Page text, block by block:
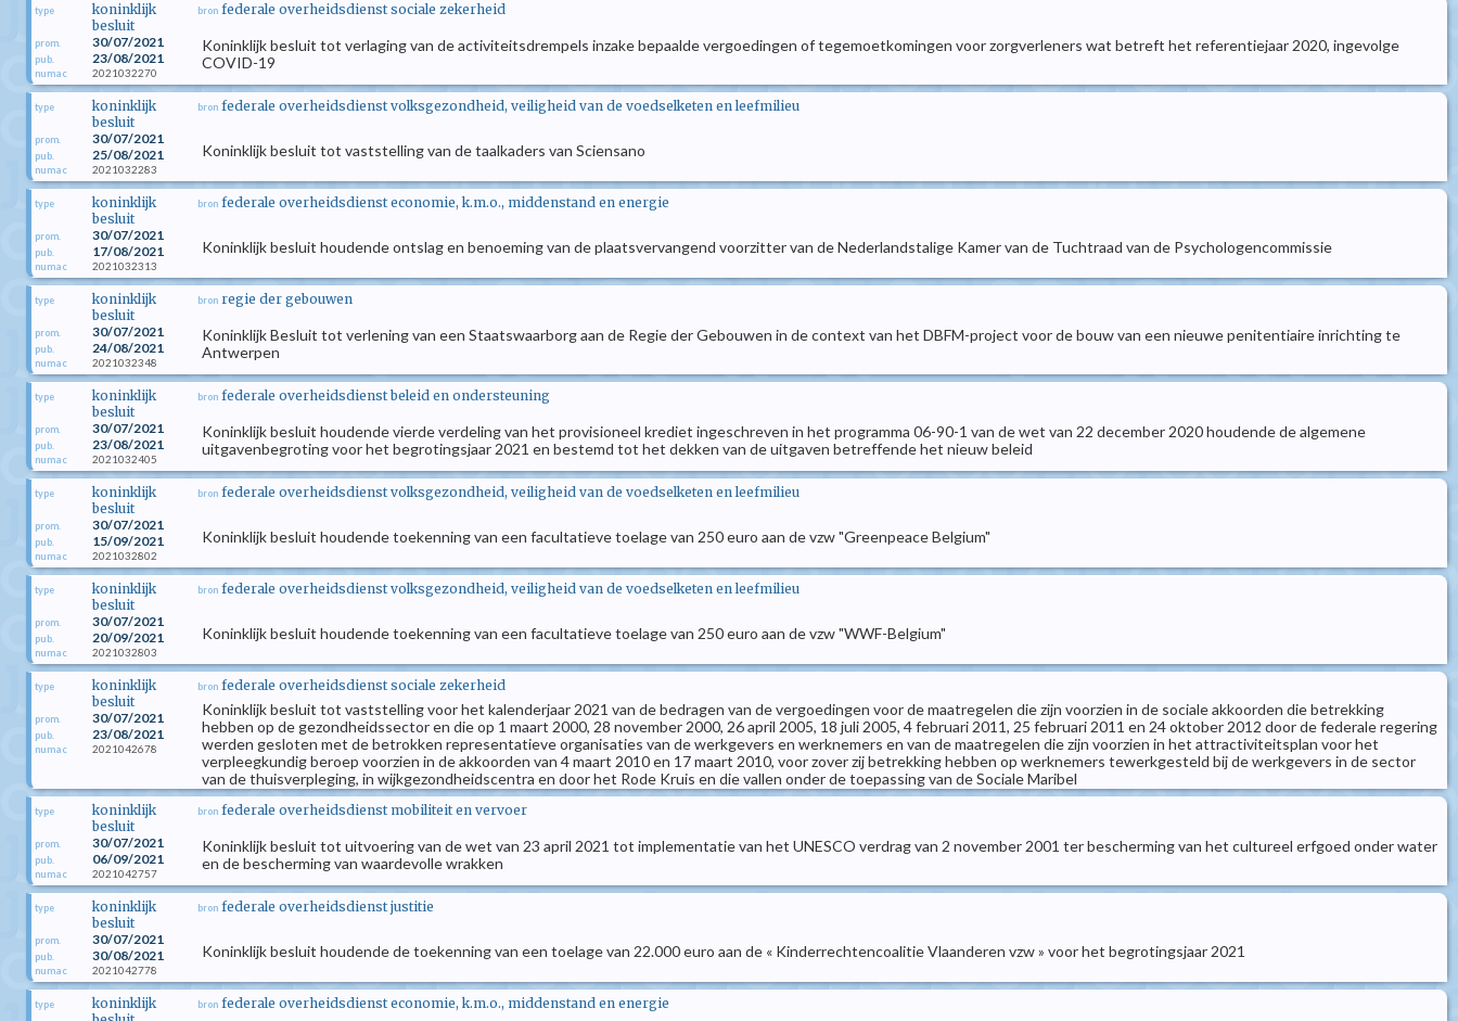
type
koninklijk
besluit
prom. 30/07/2021
pub. 23/08/2021
numac 2021032270
bron federale overheidsdienst sociale zekerheid
Koninklijk besluit tot verlaging van de activiteitsdrempels inzake bepaalde vergoedingen of tegemoetkomingen voor zorgverleners wat betreft het referentiejaar 2020, ingevolge
COVID-19
type
koninklijk
besluit
prom. 30/07/2021
pub. 25/08/2021
numac 2021032283
bron federale overheidsdienst volksgezondheid, veiligheid van de voedselketen en leefmilieu
Koninklijk besluit tot vaststelling van de taalkaders van Sciensano
type
koninklijk
besluit
prom. 30/07/2021
pub. 17/08/2021
numac 2021032313
bron federale overheidsdienst economie, k.m.o., middenstand en energie
Koninklijk besluit houdende ontslag en benoeming van de plaatsvervangend voorzitter van de Nederlandstalige Kamer van de Tuchtraad van de Psychologencommissie
type
koninklijk
besluit
prom. 30/07/2021
pub. 24/08/2021
numac 2021032348
bron regie der gebouwen
Koninklijk Besluit tot verlening van een Staatswaarborg aan de Regie der Gebouwen in de context van het DBFM-project voor de bouw van een nieuwe penitentiaire inrichting te
Antwerpen
type
koninklijk
besluit
prom. 30/07/2021
pub. 23/08/2021
numac 2021032405
bron federale overheidsdienst beleid en ondersteuning
Koninklijk besluit houdende vierde verdeling van het provisioneel krediet ingeschreven in het programma 06-90-1 van de wet van 22 december 2020 houdende de algemene
uitgavenbegroting voor het begrotingsjaar 2021 en bestemd tot het dekken van de uitgaven betreffende het nieuw beleid
type
koninklijk
besluit
prom. 30/07/2021
pub. 15/09/2021
numac 2021032802
bron federale overheidsdienst volksgezondheid, veiligheid van de voedselketen en leefmilieu
Koninklijk besluit houdende toekenning van een facultatieve toelage van 250 euro aan de vzw "Greenpeace Belgium"
type
koninklijk
besluit
prom. 30/07/2021
pub. 20/09/2021
numac 2021032803
bron federale overheidsdienst volksgezondheid, veiligheid van de voedselketen en leefmilieu
Koninklijk besluit houdende toekenning van een facultatieve toelage van 250 euro aan de vzw "WWF-Belgium"
type
koninklijk
besluit
prom. 30/07/2021
pub. 23/08/2021
numac 2021042678
bron federale overheidsdienst sociale zekerheid
Koninklijk besluit tot vaststelling voor het kalenderjaar 2021 van de bedragen van de vergoedingen voor de maatregelen die zijn voorzien in de sociale akkoorden die betrekking
hebben op de gezondheidssector en die op 1 maart 2000, 28 november 2000, 26 april 2005, 18 juli 2005, 4 februari 2011, 25 februari 2011 en 24 oktober 2012 door de federale regering
werden gesloten met de betrokken representatieve organisaties van de werkgevers en werknemers en van de maatregelen die zijn voorzien in het attractiviteitsplan voor het
verpleegkundig beroep voorzien in de akkoorden van 4 maart 2010 en 17 maart 2010, voor zover zij betrekking hebben op werknemers tewerkgesteld bij de werkgevers in de sector
van de thuisverpleging, in wijkgezondheidscentra en door het Rode Kruis en die vallen onder de toepassing van de Sociale Maribel
type
koninklijk
besluit
prom. 30/07/2021
pub. 06/09/2021
numac 2021042757
bron federale overheidsdienst mobiliteit en vervoer
Koninklijk besluit tot uitvoering van de wet van 23 april 2021 tot implementatie van het UNESCO verdrag van 2 november 2001 ter bescherming van het cultureel erfgoed onder water
en de bescherming van waardevolle wrakken
type
koninklijk
besluit
prom. 30/07/2021
pub. 30/08/2021
numac 2021042778
bron federale overheidsdienst justitie
Koninklijk besluit houdende de toekenning van een toelage van 22.000 euro aan de « Kinderrechtencoalitie Vlaanderen vzw » voor het begrotingsjaar 2021
type
koninklijk
bron federale overheidsdienst economie, k.m.o., middenstand en energie